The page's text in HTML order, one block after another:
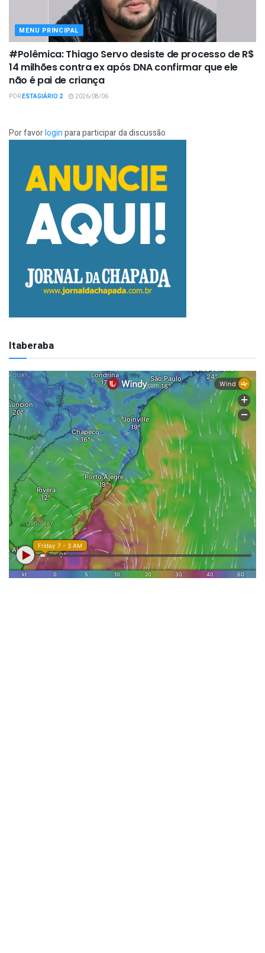
MENU PRINCIPAL
#Polêmica: Thiago Servo desiste de processo de R$
14 milhões contra ex após DNA confirmar que ele
não é pai de criança
PORESTAGIÁRIO 2 2026/08/06
Por favorloginpara participar da discussão
Itaberaba